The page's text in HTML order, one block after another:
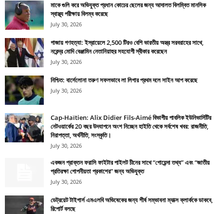
মাকে গুলি করে অভিযুক্ত প্রধান কোচের ছেলের জন্য আদালত বিলম্বিত মানসিক
স্বাস্থ্য পরীক্ষায় বিলম্ব করেছে
July 30, 2026
গাজায় গণহত্যা: ইস্রায়েলে 2,500 টিরও বেশি ভারতীয় অস্ত্র সরবরাহের সাথে,
নরেন্দ্র মোদি বেঞ্জামিন নেতানিয়াহুর সহযোগী স্বীকার করেছেন
July 30, 2026
নিশ্চিত: বার্সেলোনা তরুণ সফলভাবে লা লিগার প্রথম দলে সাইন আপ করেছে
July 30, 2026
Cap-Haïtien: Alix Didier Fils-Aimé বিভাগীয় পাবলিক ইউনিভার্সিটির
নেটওয়ার্কের 20 বছর উদযাপনে অংশ নিচ্ছেন হাইতি থেকে সর্বশেষ খবর: রাজনীতি,
নিরাপত্তা, অর্থনীতি, সংস্কৃতি।
July 30, 2026
একজন প্রাক্তন ফরাসি ফাইটার পাইলট চীনের সাথে “গোয়েন্দা তথ্য” এবং “জাতীয়
প্রতিরক্ষা গোপনীয়তা প্রকাশের” জন্য অভিযুক্ত
July 30, 2026
ডেট্রয়েট টাইগার্স এমএলবি অভিষেকের জন্য শীর্ষ সম্ভাবনা ম্যাক্স ক্লার্ককে ডাকবে,
রিপোর্ট বলছে